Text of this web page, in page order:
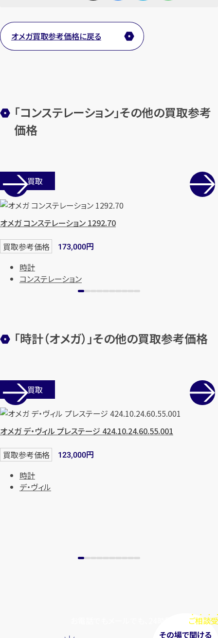
します
まずはお電話で無料査定
【総合受付】24時間・年中無休(年末年
オメガ買取参考価格に戻る
「コンステレーション」その他の買取参考
価格
店舗買取
オメガ コンステレーション 1292.70
買取参考価格 173,000円
時計
コンステレーション
「時計（オメガ）」その他の買取参考価格
店舗買取
オメガ デ・ヴィル プレステージ 424.10.24.60.55.001
買取参考価格 123,000円
時計
デ・ヴィル
ご相談
その場で聞ける